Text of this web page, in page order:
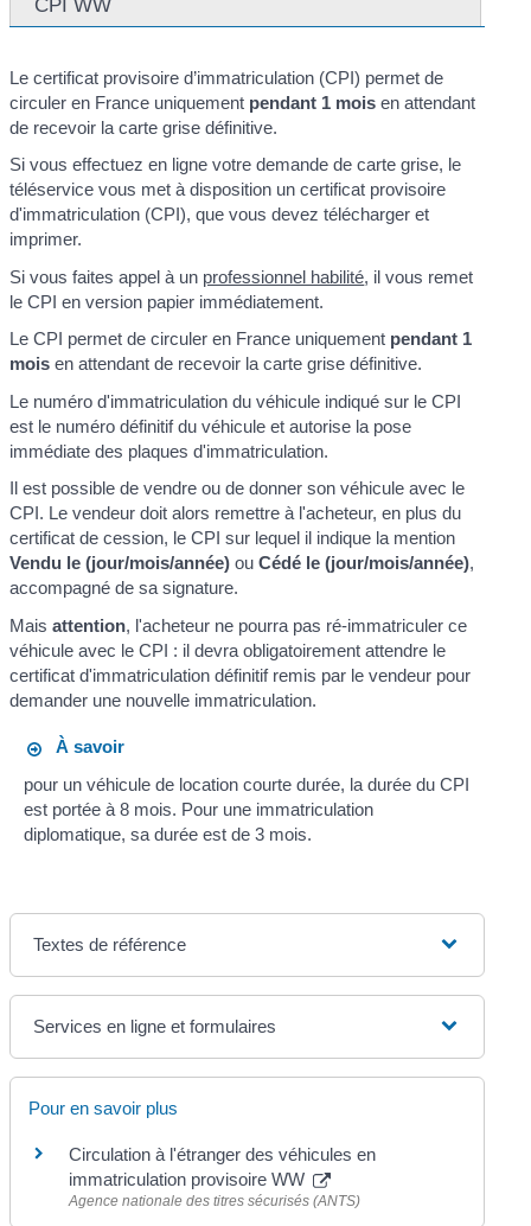
Le certificat provisoire d’immatriculation (CPI) permet de
circuler en France uniquement pendant 1 mois en attendant
de recevoir la carte grise définitive.
Si vous effectuez en ligne votre demande de carte grise, le
téléservice vous met à disposition un certificat provisoire
d'immatriculation (CPI), que vous devez télécharger et
imprimer.
Si vous faites appel à un professionnel habilité, il vous remet
le CPI en version papier immédiatement.
Le CPI permet de circuler en France uniquement pendant 1
mois en attendant de recevoir la carte grise définitive.
Le numéro d'immatriculation du véhicule indiqué sur le CPI
est le numéro définitif du véhicule et autorise la pose
immédiate des plaques d'immatriculation.
Il est possible de vendre ou de donner son véhicule avec le
CPI. Le vendeur doit alors remettre à l'acheteur, en plus du
certificat de cession, le CPI sur lequel il indique la mention
Vendu le (jour/mois/année) ouCédé le (jour/mois/année),
accompagné de sa signature.
Maisattention, l'acheteur ne pourra pas ré-immatriculer ce
véhicule avec le CPI : il devra obligatoirement attendre le
certificat d'immatriculation définitif remis par le vendeur pour
demander une nouvelle immatriculation.
À savoir
pour un véhicule de location courte durée, la durée du CPI
est portée à 8 mois. Pour une immatriculation
diplomatique, sa durée est de 3 mois.
Textes de référence
Services en ligne et formulaires
Pour en savoir plus
Circulation à l'étranger des véhicules en
immatriculation provisoire WW
Agence nationale des titres sécurisés (ANTS)